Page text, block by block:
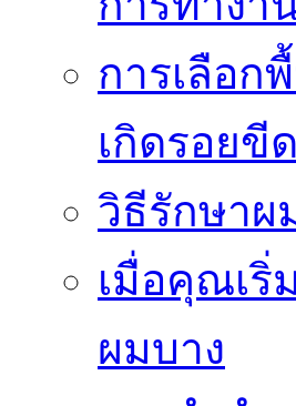
การเลือก
เกิดรอยขี
วิธีรักษาผ
เมื่อคุณเริ่
ผมบาง